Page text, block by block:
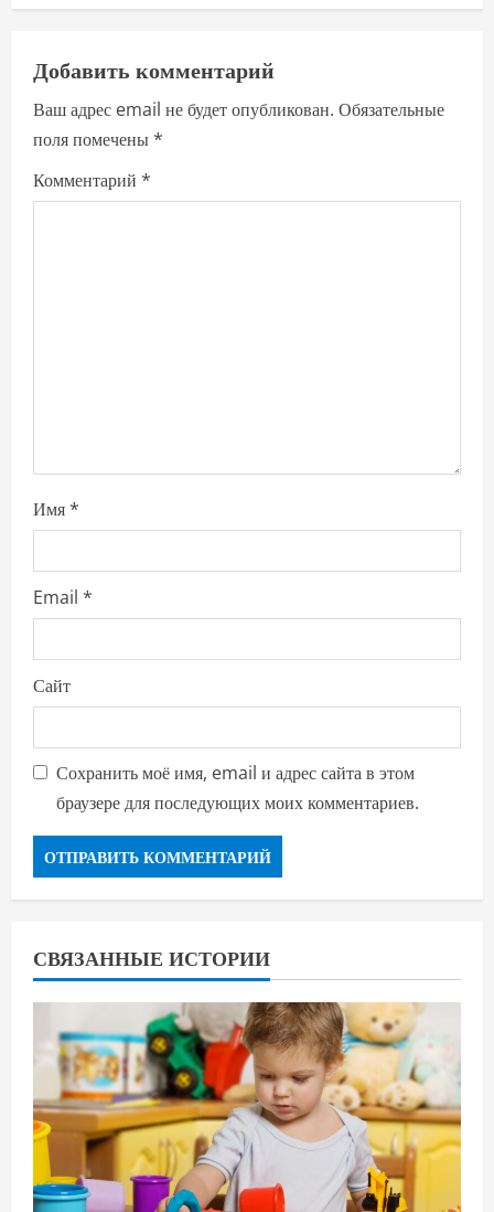
a
v
i
g
a
Добавить комментарий
Ваш адрес email не будет опубликован. Обязательные
поля помечены*
Комментарий *
Имя*
Email *
Сайт
Сохранить моё имя, email и адрес сайта в этом
браузере для последующих моих комментариев.
СВЯЗАННЫЕ ИСТОРИИ